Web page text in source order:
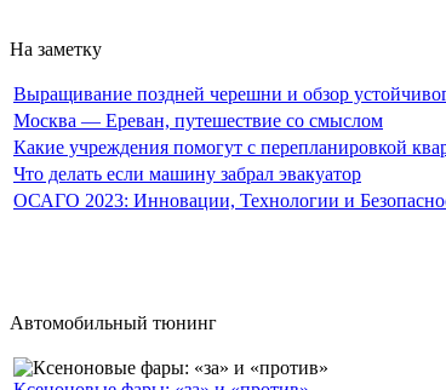
На заметку
Выращивание поздней черешни и обзор
Москва — Ереван, путешествие со смыслом
Какие учреждения помогут с перепланировкой
Что делать если машину забрал эвакуатор
ОСАГО 2023: Инновации, Технологии и
Автомобильный тюнинг